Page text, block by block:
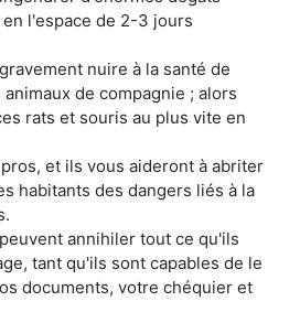
l'espace de 2-3 jours
nuire à la santé de
de compagnie ; alors
rats et souris au plus vite en
et ils vous aideront à abriter
habitants des dangers liés à la
annihiler tout ce qu'ils
tant qu'ils sont capables de le
documents, votre chéquier et